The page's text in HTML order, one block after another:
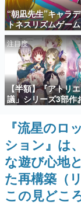
アプリセール情報
インタビュー
連載・
殿
SNS
ど。
事を
ゲ
名作
聞き
きま
赫本
この
の形
“朝凪先生”キャラ
トネスリズムゲー
れ！チアリズム』
ページが公開。キ
CVは陽向葵ゅかさ
注目度
【半額】『アトリ
議」シリーズ3部作
ィーのアトリエ2』
Kindle版が50%オ
ルが開催中。各作
美麗なイラストの
んに収録
『流星のロ
ション』は
な遊び心地
た再構築（
この見どこ